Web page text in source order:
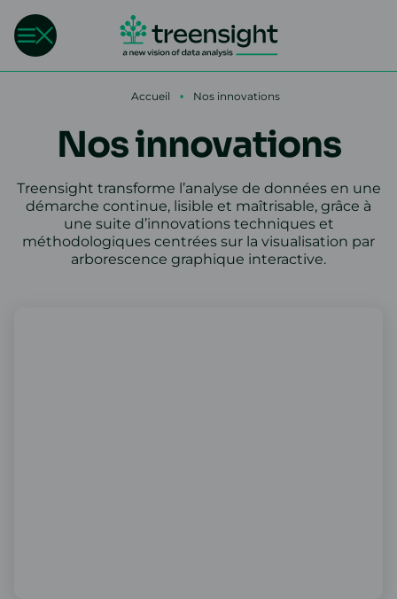
Accueil • Nos innovations
Nos innovations
Treensight transforme l’analyse de données en une
démarche continue, lisible et maîtrisable, grâce à
une suite d’innovations techniques et
méthodologiques centrées sur la visualisation par
arborescence graphique interactive.